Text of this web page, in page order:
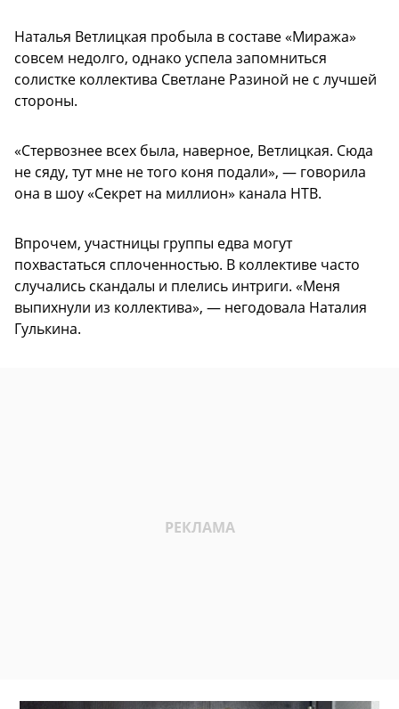
Наталья Ветлицкая пробыла в составе «Миража»
совсем недолго, однако успела запомниться
солистке коллектива Светлане Разиной не с лучшей
стороны.
«Стервознее всех была, наверное, Ветлицкая. Сюда
не сяду, тут мне не того коня подали», — говорила
она в шоу «Секрет на миллион» канала НТВ.
Впрочем, участницы группы едва могут
похвастаться сплоченностью. В коллективе часто
случались скандалы и плелись интриги. «Меня
выпихнули из коллектива», — негодовала Наталия
Гулькина.